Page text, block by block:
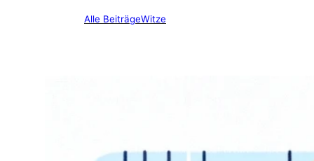
Alle BeiträgeWitze